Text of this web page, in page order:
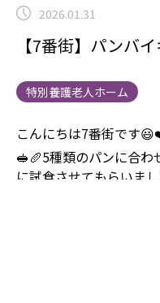
2026.01.31
【7番街】パンバ
特別養護老人ホーム
こんにちは7番街です
🥪🥖5種類のパンに合わ
に試食させてもらいま